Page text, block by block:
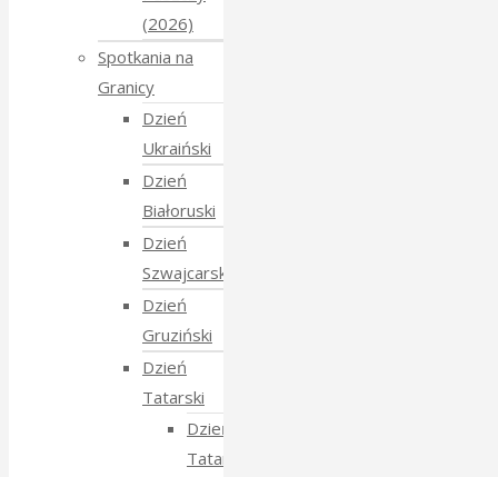
(2026)
Spotkania na
Granicy
Dzień
Ukraiński
Dzień
Białoruski
Dzień
Szwajcarski
Dzień
Gruziński
Dzień
Tatarski
Dzień
Tatarski